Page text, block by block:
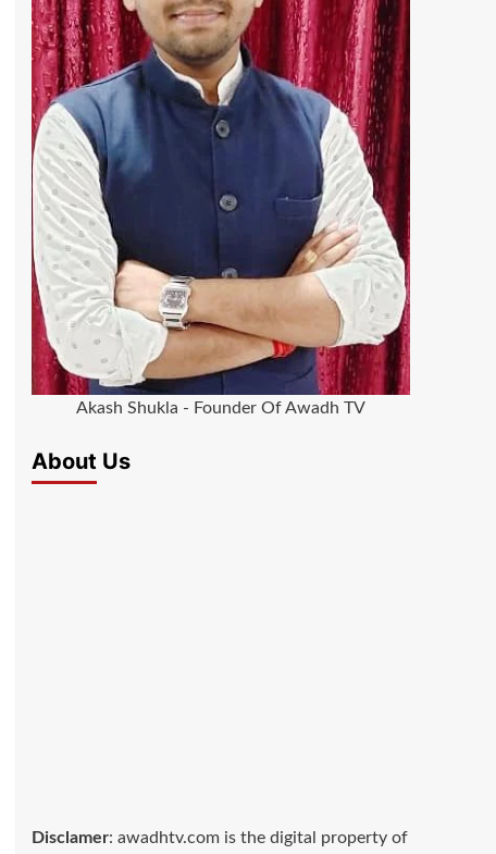
Akash Shukla - Founder Of Awadh TV
About Us
Disclamer: awadhtv.com is the digital property of